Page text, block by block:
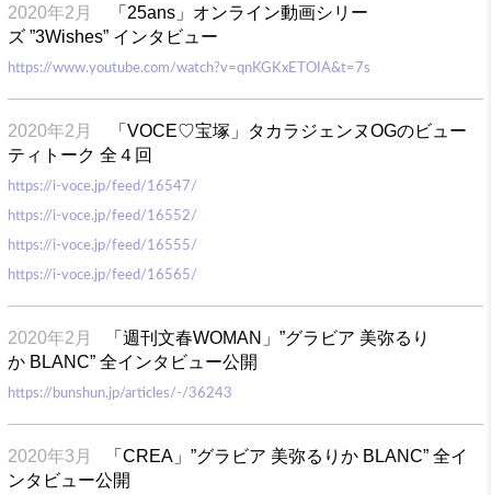
2020年2月
「25ans」オンライン動画シリー
ズ ”3Wishes” インタビュ ー
https://www.youtube.com/watch?v=qnKGKxETOIA&t=7s
2020年2月
「VOCE♡宝塚」タカラジェンヌOGのビュー
ティトーク 全４回
https://i-voce.jp/feed/16547/
https://i-voce.jp/feed/16552/
https://i-voce.jp/feed/16555/
https://i-voce.jp/feed/16565/
2020年2月
「週刊文春WOMAN」”グラビア 美弥るり
か BLANC” 全インタビュー公開
https://bunshun.jp/articles/-/36243
2020年3月
「CREA」”グラビア 美弥るりか BLANC” 全イ
ンタビュー公開